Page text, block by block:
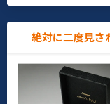
絶対に二度見さ